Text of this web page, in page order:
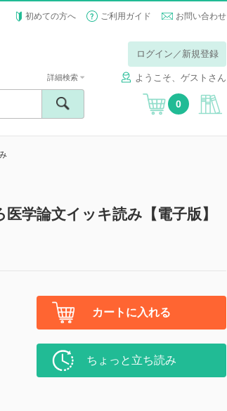
初めての方へ ご利用ガイド お問い合わせ
ログイン／新規登録
ようこそ、ゲストさん
詳細検索
0
学論文イッキ読み【電子版】
カートに入れる
ちょっと立ち読み